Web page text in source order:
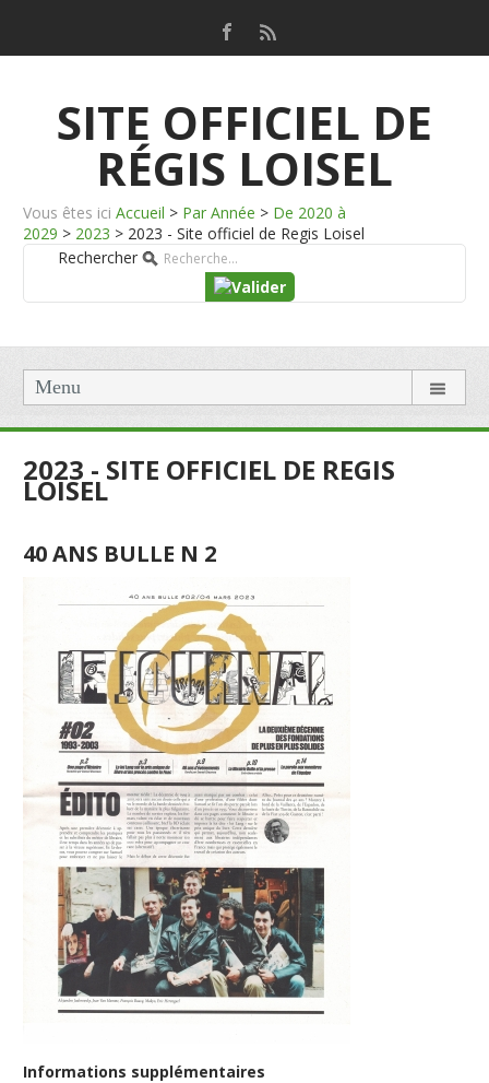
SITE OFFICIEL DE
RÉGIS LOISEL
Vous êtes ici Accueil > Par Année > De 2020 à
2029 > 2023 > 2023 - Site officiel de Regis Loisel
Rechercher
Menu
2023 - SITE OFFICIEL DE REGIS
LOISEL
40 ANS BULLE N 2
Informations supplémentaires